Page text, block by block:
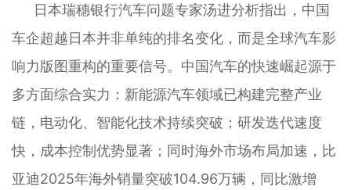
日本瑞穗银行汽车问题专家汤进分析指出，中国
车企超越日本并非单纯的排名变化，而是全球汽车影
响力版图重构的重要信号。中国汽车的快速崛起源于
多方面综合实力：新能源汽车领域已构建完整产业
链，电动化、智能化技术持续突破；研发迭代速度
快，成本控制优势显著；同时海外市场布局加速，比
亚迪2025年海外销量突破104.96万辆，同比激增